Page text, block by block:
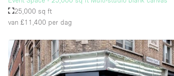
25,000 sq ft
van £11,400 per dag